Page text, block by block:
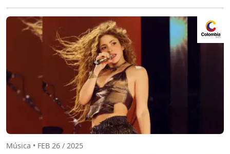
Música • FEB 26 / 2025